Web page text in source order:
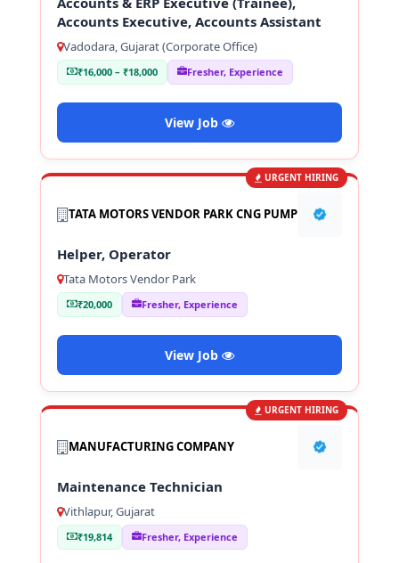
Accounts Executive, Accounts Assistant
Vadodara, Gujarat (Corporate Office)
₹16,000 – ₹18,000 Fresher, Experience
View Job
URGENT HIRING
TATA MOTORS VENDOR PARK CNG PUMP
Helper, Operator
Tata Motors Vendor Park
₹20,000 Fresher, Experience
View Job
URGENT HIRING
MANUFACTURING COMPANY
Maintenance Technician
Vithlapur, Gujarat
₹19,814 Fresher, Experience